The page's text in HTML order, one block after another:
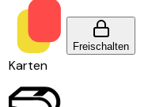
Karten
Freischalten